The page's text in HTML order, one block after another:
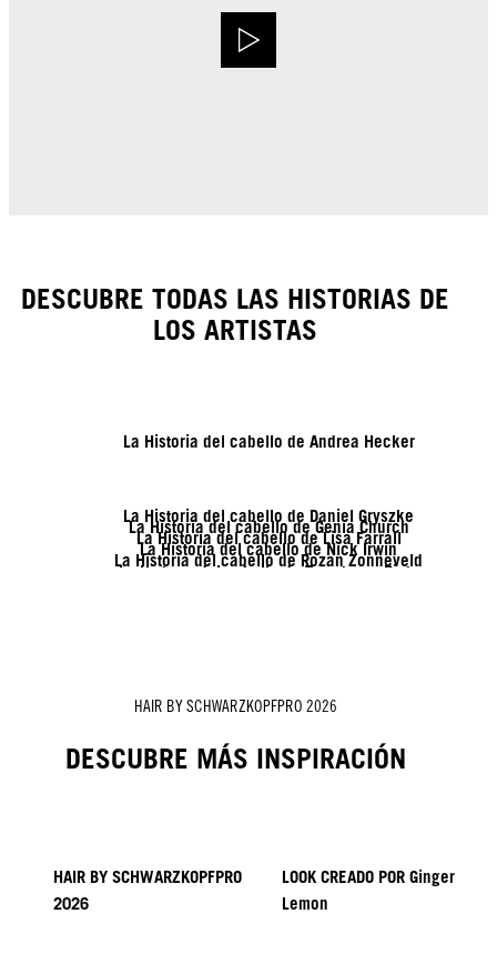
DESCUBRE TODAS LAS HISTORIAS DE
LOS ARTISTAS
La Historia del cabello de Andrea Hecker
La Historia del cabello de Daniel Gryszke
La Historia del cabello de Genia Church
La Historia del cabello de Lisa Farrall
La Historia del cabello de Nick Irwin
La Historia del cabello de Rozan Zonneveld
La Historia del cabello de Tymoteusz Pięta
HAIR BY SCHWARZKOPFPRO 2026
DESCUBRE MÁS INSPIRACIÓN
HAIR BY SCHWARZKOPFPRO
2026
LOOK CREADO POR Ginger
Lemon